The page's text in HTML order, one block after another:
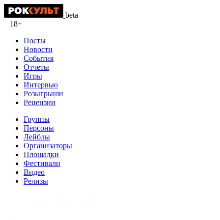
beta
18+
Посты
Новости
События
Отчеты
Игры
Интервью
Розыгрыши
Рецензии
Группы
Персоны
Лейблы
Организаторы
Площадки
Фестивали
Видео
Релизы